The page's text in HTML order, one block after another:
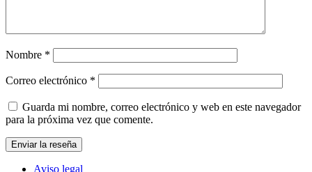
Nombre *
Correo electrónico *
Guarda mi nombre, correo electrónico y web en este navegador
para la próxima vez que comente.
Aviso legal